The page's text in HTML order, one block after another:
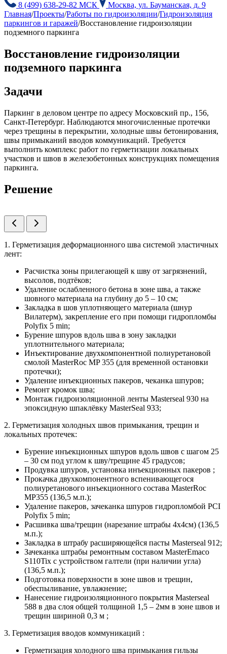
8 (499) 638-29-82 МСК
Москва, ул. Бауманская, д. 9
Главная/Проекты/Работы по гидроизоляции/Гидроизоляция
паркингов и гаражей/Восстановление гидроизоляции
подземного паркинга
Восстановление гидроизоляции
подземного паркинга
Задачи
Паркинг в деловом центре по адресу Московский пр., 156,
Санкт-Петербург. Наблюдаются многочисленные протечки
через трещины в перекрытии, холодные швы бетонирования,
швы примыканий вводов коммуникаций. Требуется
выполнить комплекс работ по герметизации локальных
участков и швов в железобетонных конструкциях помещения
паркинга.
Решение
1. Герметизация деформационного шва системой эластичных
лент:
Расчистка зоны прилегающей к шву от загрязнений,
высолов, подтёков;
Удаление ослабленного бетона в зоне шва, а также
шовного материала на глубину до 5 – 10 см;
Закладка в шов уплотняющего материала (шнур
Вилатерм), закрепление его при помощи гидропломбы
Polyfix 5 min;
Бурение шпуров вдоль шва в зону закладки
уплотнительного материала;
Инъектирование двухкомпонентной полиуретановой
смолой MasterRoc MP 355 (для временной остановки
протечки);
Удаление инъекционных пакеров, чеканка шпуров;
Ремонт кромок шва;
Монтаж гидроизоляционной ленты Masterseal 930 на
эпоксидную шпаклёвку MasterSeal 933;
2. Герметизация холодных швов примыкания, трещин и
локальных протечек:
Бурение инъекционных шпуров вдоль швов с шагом 25
– 30 см под углом к шву/трещине 45 градусов;
Продувка шпуров, установка инъекционных пакеров ;
Прокачка двухкомпонентного вспенивающегося
полиуретанового инъекционного состава MasterRoc
MP355 (136,5 м.п.);
Удаление пакеров, зачеканка шпуров гидропломбой PCI
Polyfix 5 min;
Расшивка шва/трещин (нарезание штрабы 4х4см) (136,5
м.п.);
Закладка в штрабу расширяющейся пасты Masterseal 912;
Зачеканка штрабы ремонтным составом MasterEmaco
S110Tix с устройством галтели (при наличии угла)
(136,5 м.п.);
Подготовка поверхности в зоне швов и трещин,
обеспыливание, увлажнение;
Нанесение гидроизоляционного покрытия Masterseal
588 в два слоя общей толщиной 1,5 – 2мм в зоне швов и
трещин шириной 0,3 м ;
3. Герметизация вводов коммуникаций :
Герметизация холодного шва примыкания гильзы